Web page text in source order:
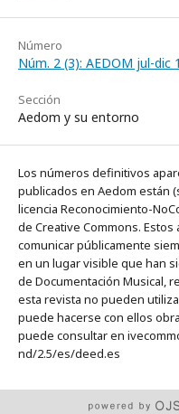
Número
Núm. 2 (3): AEDOM jul-dic
Sección
Aedom y su entorno
Los números definitivos
publicados en Aedom están
licencia Reconocimiento-
de Creative Commons.
comunicar públicamente
en un lugar visible que han
de Documentación Musical,
esta revista no pueden
puede hacerse con ellos
puede consultar en
nd/2.5/es/deed.es